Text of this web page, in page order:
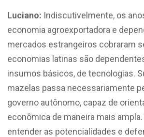
Luciano: Indiscutivelmente, os
economia agroexportadora e
mercados estrangeiros cobraram
economias latinas são
insumos básicos, de tecnologias.
mazelas passa necessariamente
governo autônomo, capaz de
econômica de maneira mais
entender as potencialidades e